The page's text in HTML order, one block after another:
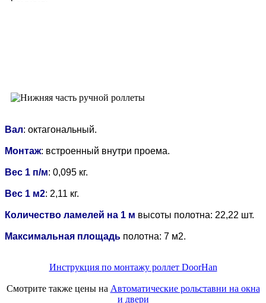
Вал: октагональный.
Монтаж: встроенный внутри проема.
Вес 1 п/м: 0,095 кг.
Вес 1 м2: 2,11 кг.
Количество ламелей на 1 м высоты полотна: 22,22 шт.
Максимальная площадь полотна: 7 м2.
Инструкция по монтажу роллет DoorHan
Смотрите также цены на Автоматические рольставни на окна
и двери